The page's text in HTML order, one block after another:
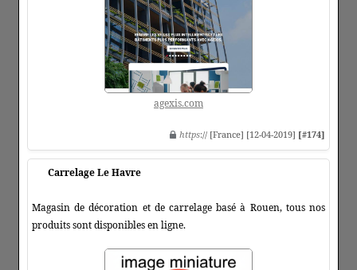
agexis.com
https:// [France] [12-04-2019] [#174]
Carrelage Le Havre
Magasin de décoration et de carrelage basé à Rouen, tous nos
produits sont disponibles en ligne.